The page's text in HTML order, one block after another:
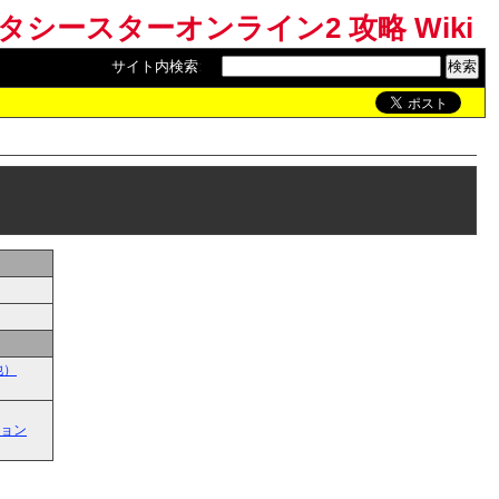
シースターオンライン2 攻略 Wiki
サイト内検索:
ン